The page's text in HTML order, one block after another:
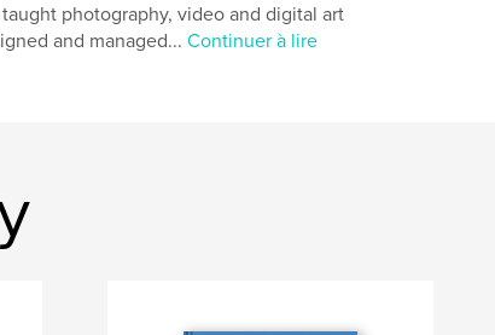
photography, video and digital art
and managed... Continuer à lire